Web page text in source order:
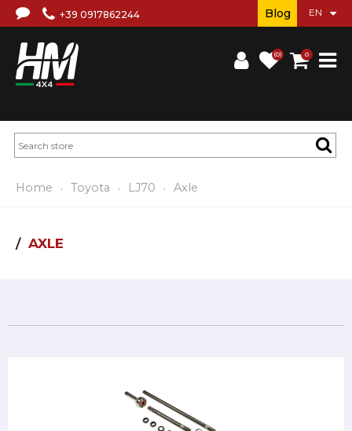
+39 0917862244
(0) 0
Blog
Home Toyota LJ70 Axle
AXLE